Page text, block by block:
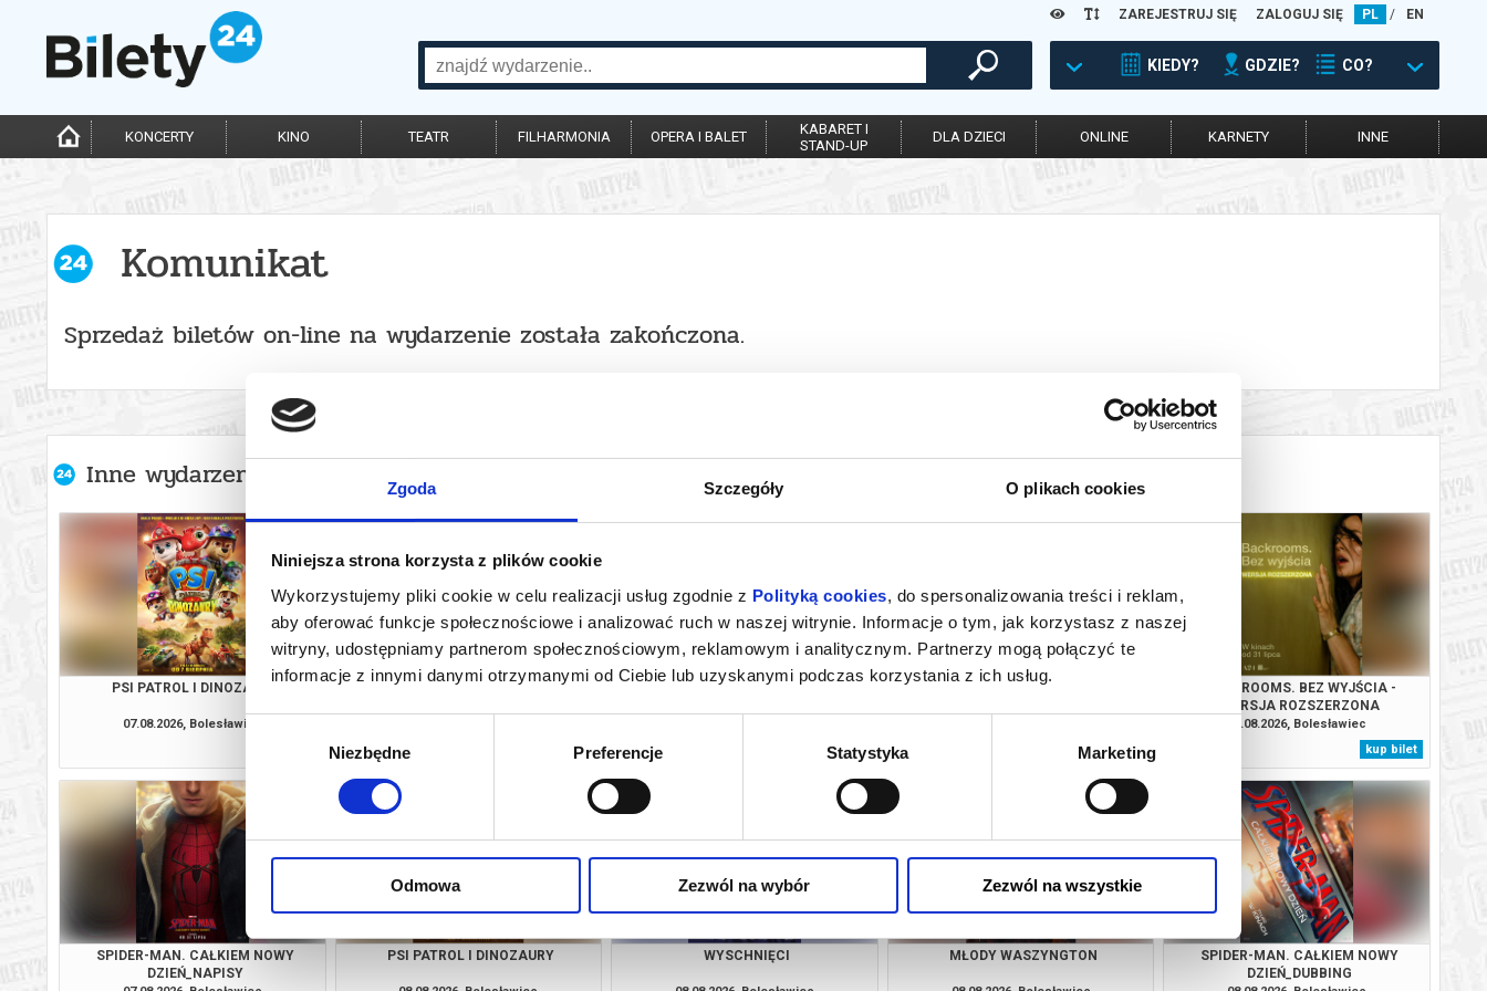
Zgoda Szczegóły O plikach cookies
Niniejsza strona korzysta z plików cookie
Wykorzystujemy pliki cookie w celu realizacji usług zgodnie z Polityką cookies, do spersonalizowania treści i reklam,
aby oferować funkcje społecznościowe i analizować ruch w naszej witrynie. Informacje o tym, jak korzystasz z naszej
witryny, udostępniamy partnerom społecznościowym, reklamowym i analitycznym. Partnerzy mogą połączyć te
informacje z innymi danymi otrzymanymi od Ciebie lub uzyskanymi podczas korzystania z ich usług.
Wybór
Niezbędne Preferencje Statystyka Marketing
Odmowa Zezwól na wybór Zezwól na wszystkie
ZAREJESTRUJ SIĘ ZALOGUJ SIĘ PL / EN
KIEDY? GDZIE? CO?
KONCERTY KINO TEATR FILHARMONIA OPERA I BALET
KABARET I
STAND-UP
DLA DZIECI ONLINE KARNETY INNE
Komunikat
Sprzedaż biletów on-line na wydarzenie została zakończona.
Inne wydarzenia organizatora
PSI PATROL I DINOZAURY
07.08.2026, Bolesławiec
WYSCHNIĘCI
kup bilet
MŁODY WASZYNGTON
kup bilet
SPIDER-MAN. CAŁKIEM NOWY
kup bilet
BACKROOMS. BEZ WYJŚCIA -
WERSJA ROZSZERZONA
07.08.2026, Bolesławiec
kup bilet
SPIDER-MAN. CAŁKIEM NOWY
DZIEŃ_NAPISY
PSI PATROL I DINOZAURY WYSCHNIĘCI MŁODY WASZYNGTON
SPIDER-MAN. CAŁKIEM NOWY
DZIEŃ_DUBBING